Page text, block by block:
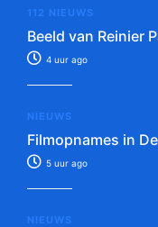
112 NIEUWS
Beeld van Reinier
4 uur ago
NIEUWS
Filmopnames in
5 uur ago
NIEUWS